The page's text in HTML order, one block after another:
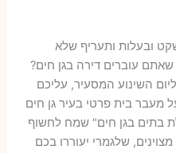
ובעלות ותעריף שלא
עוברים דירה בגן חים?
השינוע המסעיר, עליכם
מעבר בית פרטי בעיר גן חים
בתים בגן חים" שמח לחשוף
שלגמרי יעוררו בכם